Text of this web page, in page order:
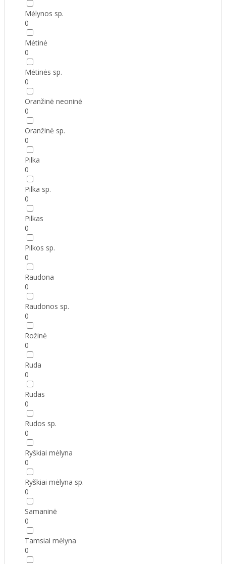
Mėlynos sp.
0
Mėtinė
0
Mėtinės sp.
0
Oranžinė neoninė
0
Oranžinė sp.
0
Pilka
0
Pilka sp.
0
Pilkas
0
Pilkos sp.
0
Raudona
0
Raudonos sp.
0
Rožinė
0
Ruda
0
Rudas
0
Rudos sp.
0
Ryškiai mėlyna
0
Ryškiai mėlyna sp.
0
Samaninė
0
Tamsiai mėlyna
0